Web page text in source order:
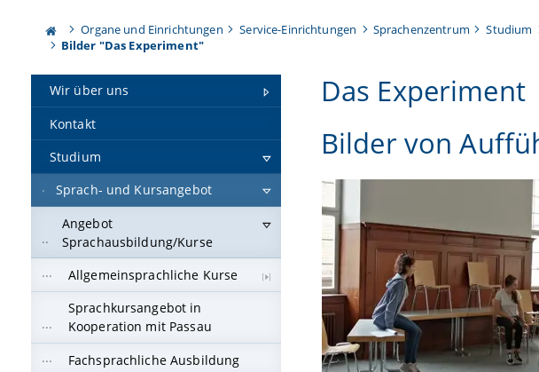
Organe und Einrichtungen Service-Einrichtungen Sprachenzentrum Studium
Bilder "Das Experiment"
Wir über uns
Kontakt
Studium
Sprach- und Kursangebot
Angebot
Sprachausbildung/Kurse
Allgemeinsprachliche Kurse
Sprachkursangebot in
Kooperation mit Passau
Fachsprachliche Ausbildung
Das Experiment
Bilder von